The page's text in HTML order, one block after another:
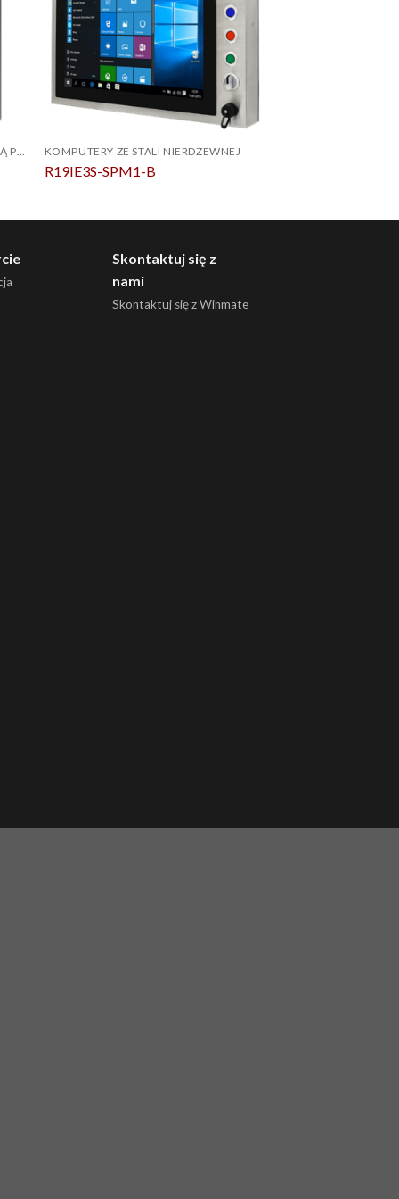
KOMPUTERY ZE STALI NIERDZEWNEJ
R19IE3S-SPM1-B
Skontaktuj się z
nami
Skontaktuj się z Winmate